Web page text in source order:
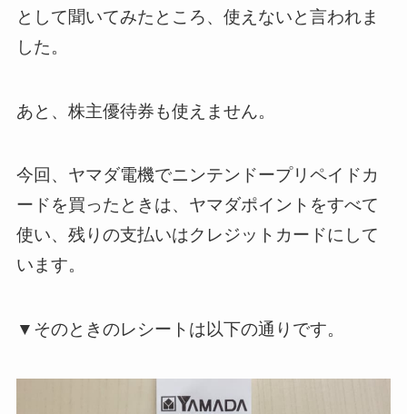
として聞いてみたところ、使えないと言われま
した。
あと、株主優待券も使えません。
今回、ヤマダ電機でニンテンドープリペイドカ
ードを買ったときは、ヤマダポイントをすべて
使い、残りの支払いはクレジットカードにして
います。
▼そのときのレシートは以下の通りです。